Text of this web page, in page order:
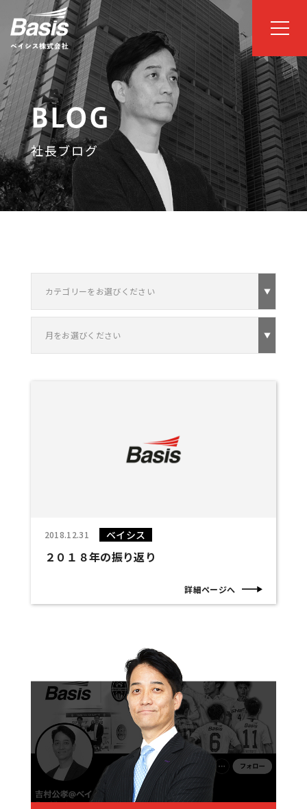
BLOG
社長ブログ
カテゴリーをお選びください
月をお選びください
2018.12.31 ベイシス
２０１８年の振り返り
詳細ページへ